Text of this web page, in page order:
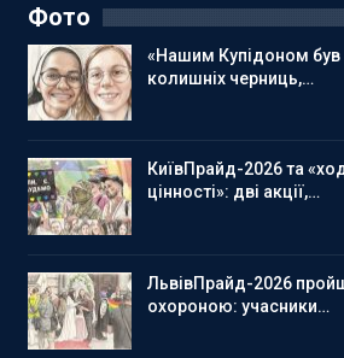
Фото
«Нашим Купідоном був
колишніх черниць,…
КиївПрайд-2026 та
цінності»: дві акції,…
ЛьвівПрайд-2026
охороною: учасники…